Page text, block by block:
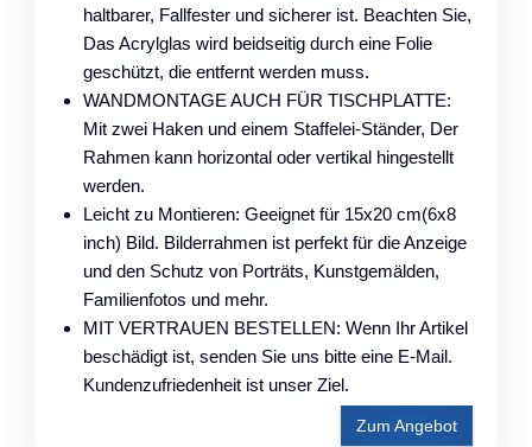
haltbarer, Fallfester und sicherer ist. Beachten Sie,
Das Acrylglas wird beidseitig durch eine Folie
geschützt, die entfernt werden muss.
WANDMONTAGE AUCH FÜR TISCHPLATTE:
Mit zwei Haken und einem Staffelei-Ständer, Der
Rahmen kann horizontal oder vertikal hingestellt
werden.
Leicht zu Montieren: Geeignet für 15x20 cm(6x8
inch) Bild. Bilderrahmen ist perfekt für die Anzeige
und den Schutz von Porträts, Kunstgemälden,
Familienfotos und mehr.
MIT VERTRAUEN BESTELLEN: Wenn Ihr Artikel
beschädigt ist, senden Sie uns bitte eine E-Mail.
Kundenzufriedenheit ist unser Ziel.
Zum Angebot